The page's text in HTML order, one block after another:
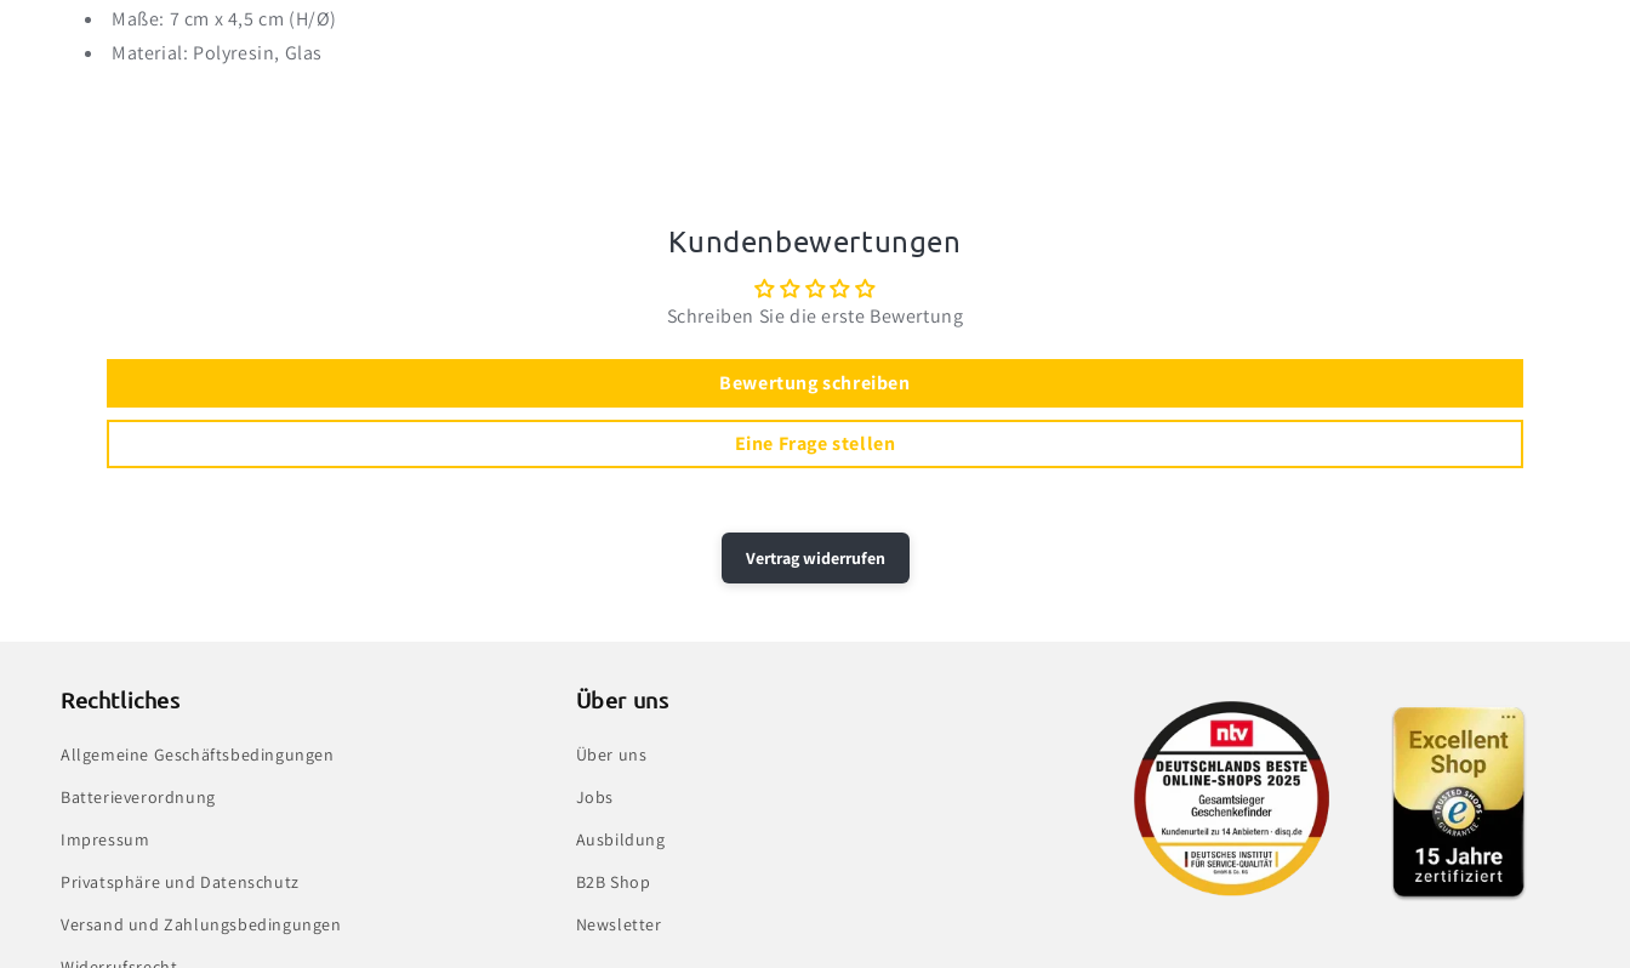
Maße: 7 cm x 4,5 cm (H/Ø)
Material: Polyresin, Glas
Kundenbewertungen
Schreiben Sie die erste Bewertung
Bewertung schreiben
Eine Frage stellen
Vertrag widerrufen
Rechtliches
Allgemeine Geschäftsbedingungen
Batterieverordnung
Impressum
Privatsphäre und Datenschutz
Versand und Zahlungsbedingungen
Über uns
Über uns
Jobs
Ausbildung
B2B Shop
Newsletter